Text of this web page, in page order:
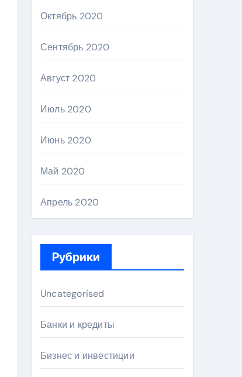
Октябрь 2020
Сентябрь 2020
Август 2020
Июль 2020
Июнь 2020
Май 2020
Апрель 2020
Рубрики
Uncategorised
Банки и кредиты
Бизнес и инвестиции